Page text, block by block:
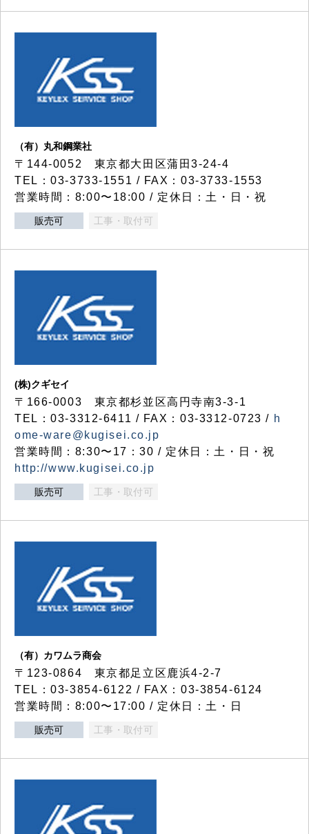
（有）丸和鋼業社
〒144-0052 東京都大田区蒲田3-24-4
TEL：03-3733-1551 / FAX：03-3733-1553
営業時間：8:00〜18:00 / 定休日：土・日・祝
販売可 工事・取付可
(株)クギセイ
〒166-0003 東京都杉並区高円寺南3-3-1
TEL：03-3312-6411 / FAX：03-3312-0723 / h
ome-ware@kugisei.co.jp
営業時間：8:30〜17：30 / 定休日：土・日・祝
http://www.kugisei.co.jp
販売可 工事・取付可
（有）カワムラ商会
〒123-0864 東京都足立区鹿浜4-2-7
TEL：03-3854-6122 / FAX：03-3854-6124
営業時間：8:00〜17:00 / 定休日：土・日
販売可 工事・取付可